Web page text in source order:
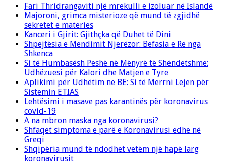
Fari Thridrangaviti një mrekulli e izoluar në Islandë
Majoroni, grimca misterioze që mund të zgjidhë
sekretet e materies
Kanceri i Gjirit: Gjithçka që Duhet të Dini
Shpejtësia e Mendimit Njerëzor: Befasia e Re nga
Shkenca
Si të Humbasësh Peshë në Mënyrë të Shëndetshme:
Udhëzuesi për Kalori dhe Matjen e Tyre
Aplikimi për Udhëtim në BE: Si të Merrni Lejen për
Sistemin ETIAS
Lehtësimi i masave pas karantinës për koronavirus
covid-19
A na mbron maska nga koronavirusi?
Shfaqet simptoma e parë e Koronavirusi edhe në
Greqi
Shqipëria mund të ndodhet vetëm një hapë larg
koronavirusit